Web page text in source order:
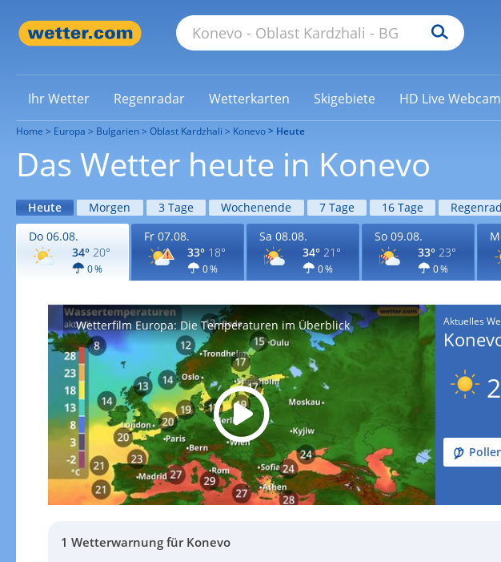
Ihr Wetter Regenradar Wetterkarten Skigebiete HD Live
Home Europa Bulgarien Oblast Kardzhali Konevo Heute
Das Wetter heute in Konevo
Heute Morgen 3 Tage Wochenende 7 Tage 16 Tage
Do 06.08.
34° 20°
0 %
Fr 07.08.
33° 18°
0 %
Sa 08.08.
34° 21°
0 %
So 09.08.
33° 23°
0 %
Wetterfilm Europa: Die Temperaturen im Überblick Aktuelles
1 Wetterwarnung für Konevo